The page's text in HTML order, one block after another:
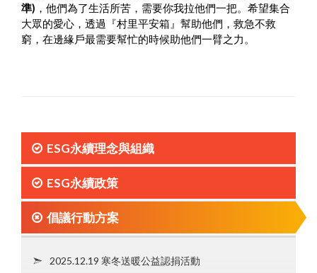
準) ，他們為了生活所苦，需要你我拉他們一把。希望集合
大眾的愛心，透過『村里平安箱』幫助他們，救急不救
窮，在邊緣戶最需要幫忙的時候助他們一臂之力。
ESG永續理念與組織
ESG永續政策
倡議行動方案
2025.12.19 寒冬送暖公益認捐活動